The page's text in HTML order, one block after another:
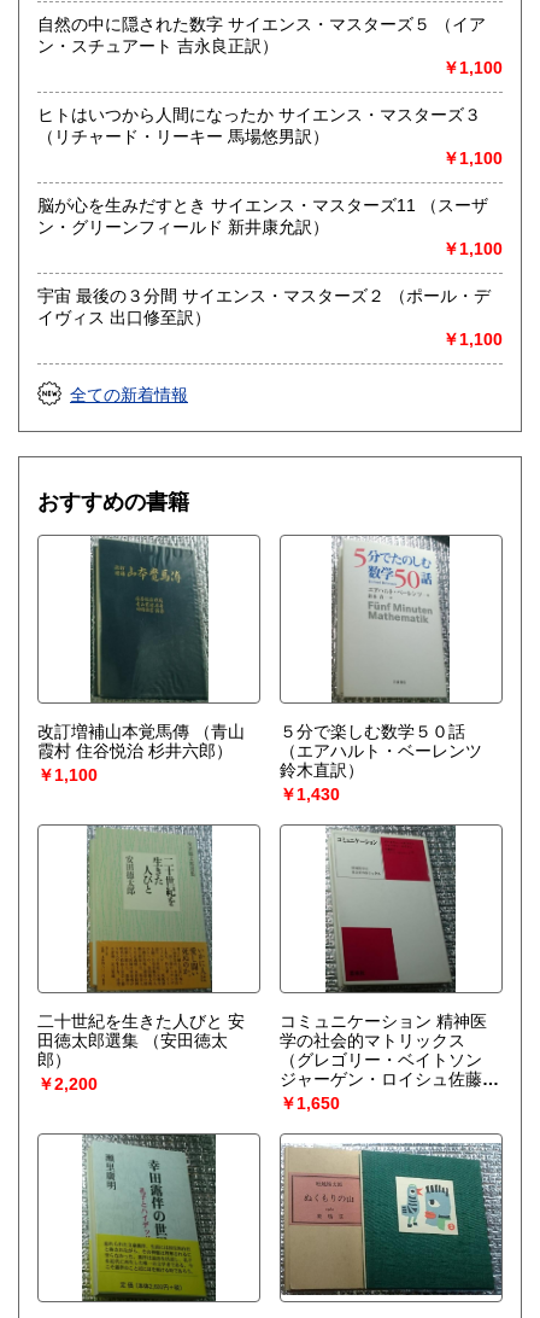
自然の中に隠された数字 サイエンス・マスターズ５ （イア
ン・スチュアート 吉永良正訳）
￥1,100
ヒトはいつから人間になったか サイエンス・マスターズ３
（リチャード・リーキー 馬場悠男訳）
￥1,100
脳が心を生みだすとき サイエンス・マスターズ11 （スーザ
ン・グリーンフィールド 新井康允訳）
￥1,100
宇宙 最後の３分間 サイエンス・マスターズ２ （ポール・デ
イヴィス 出口修至訳）
￥1,100
全ての新着情報
おすすめの書籍
改訂増補山本覚馬傳
（青山
霞村 住谷悦治 杉井六郎）
￥1,100
５分で楽しむ数学５０話
（エアハルト・ベーレンツ
鈴木直訳）
￥1,430
二十世紀を生きた人びと 安
田徳太郎選集
（安田徳太
郎）
￥2,200
コミュニケーション 精神医
学の社会的マトリックス
（グレゴリー・ベイトソン
ジャーゲン・ロイシュ佐藤悦
子 ロバート・ボスバーグ
訳）
￥1,650